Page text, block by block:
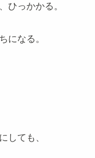
ひっかかる。
になる。
しても、